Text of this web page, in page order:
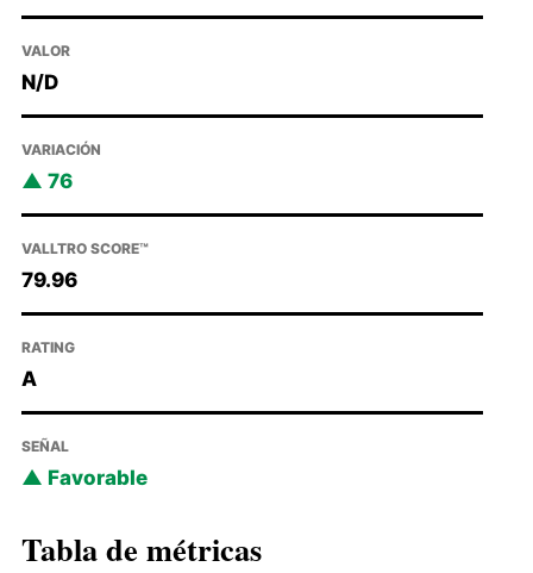
VALOR
N/D
VARIACIÓN
76
VALLTRO SCORE™
79.96
RATING
A
SEÑAL
Favorable
Tabla de métricas